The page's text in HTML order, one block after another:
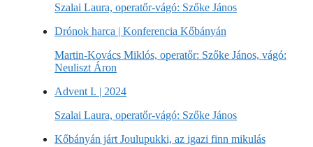
Szalai Laura, operatőr-vágó: Szőke János
Drónok harca | Konferencia Kőbányán
Martin-Kovács Miklós, operatőr: Szőke János, vágó:
Neuliszt Áron
Advent I. | 2024
Szalai Laura, operatőr-vágó: Szőke János
Kőbányán járt Joulupukki, az igazi finn mikulás